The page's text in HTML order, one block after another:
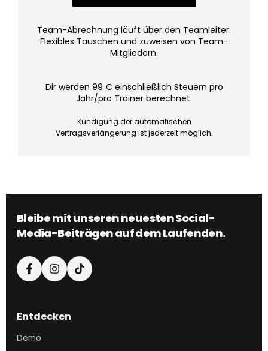
Team-Abrechnung läuft über den Teamleiter.
Flexibles Tauschen und zuweisen von Team-
Mitgliedern.
Dir werden 99 € einschließlich Steuern pro
Jahr/pro Trainer berechnet.
Kündigung der automatischen
Vertragsverlängerung ist jederzeit möglich.
Bleibe mit unseren neuesten Social-
Media-Beiträgen auf dem Laufenden.
Entdecken
Demo